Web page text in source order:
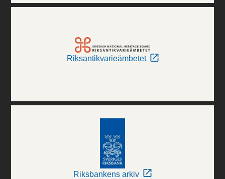
Riksantikvarieämbetet
Riksbankens arkiv